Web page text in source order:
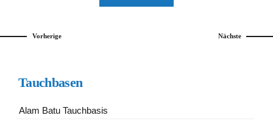
Vorherige Nächste
Tauchbasen
Alam Batu Tauchbasis